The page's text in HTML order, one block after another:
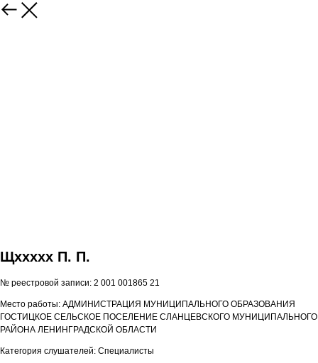
Щxxxxx П. П.
№ реестровой записи: 2 001 001865 21
Место работы: АДМИНИСТРАЦИЯ МУНИЦИПАЛЬНОГО ОБРАЗОВАНИЯ
ГОСТИЦКОЕ СЕЛЬСКОЕ ПОСЕЛЕНИЕ СЛАНЦЕВСКОГО МУНИЦИПАЛЬНОГО
РАЙОНА ЛЕНИНГРАДСКОЙ ОБЛАСТИ
Категория слушателей: Специалисты